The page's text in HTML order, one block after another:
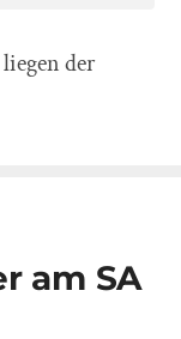
der
am SA